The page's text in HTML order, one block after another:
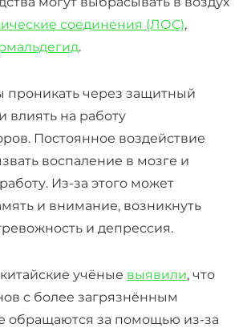
соединения (ЛОС),
.
через защитный
влиять на работу
Постоянное воздействие
воспаление в мозге и
Из-за этого может
и внимание, возникнуть
и депрессия.
учёные выявили, что
с более загрязнённым
обращаются за помощью из-за